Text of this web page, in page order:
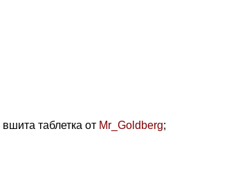
вшита таблетка от Mr_Goldberg;